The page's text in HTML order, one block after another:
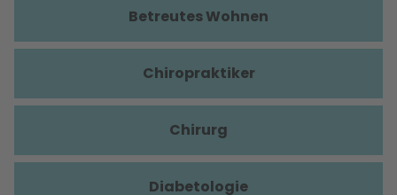
Betreutes Wohnen
Chiropraktiker
Chirurg
Diabetologie